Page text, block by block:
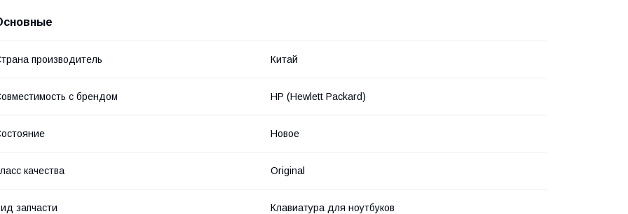
производитель Китай
с брендом HP (Hewlett Packard)
Новое
качества Original
запчасти Клавиатура для ноутбуков